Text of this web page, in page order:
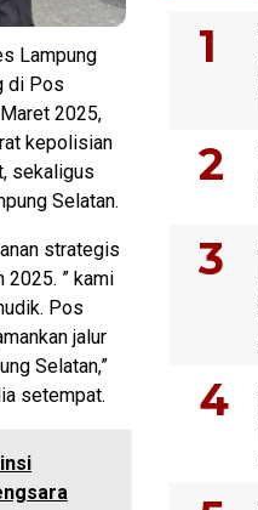
Lampung
di Pos
2025,
kepolisian
sekaligus
Selatan.
strategis
2025. ” kami
Pos
jalur
Selatan,”
setempat.